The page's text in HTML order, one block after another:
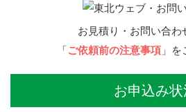
お見積り・お問い合わ
「ご依頼前の注意事項」を
お申込み状